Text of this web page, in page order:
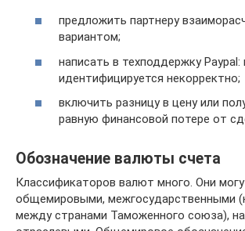
предложить партнеру
вариантом;
написать в техподдержку
идентифицируется некорректно;
включить разницу в цену или
равную финансовой потере от
Обозначение валюты счета
Классификаторов валют много. Они
общемировыми, межгосударственными
между странами Таможенного союза),